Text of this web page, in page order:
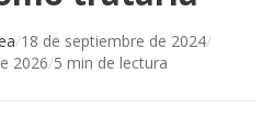
/18 de septiembre de 2024/
2026/5 min de lectura